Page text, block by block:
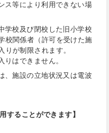
ス等により利用できない場
学校及び閉校した旧小学校
校関係者（許可を受けた施
りが制限されます。
はできません。
、施設の立地状況又は電波
することができます】